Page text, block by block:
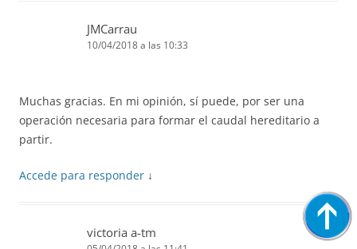
JMCarrau
10/04/2018 a las 10:33
Muchas gracias. En mi opinión, sí puede, por ser una
operación necesaria para formar el caudal hereditario a
partir.
Accede para responder ↓
victoria a-tm